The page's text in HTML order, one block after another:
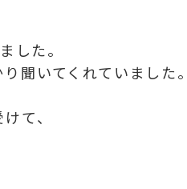
した。
聞いてくれていました。
て、